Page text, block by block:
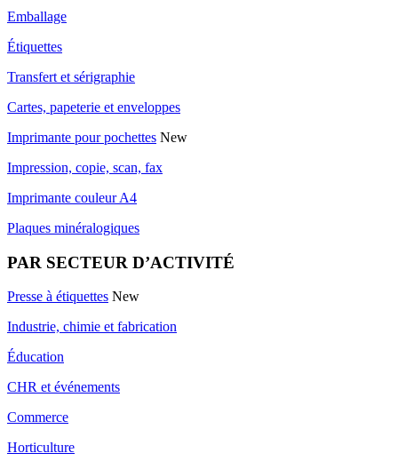
Emballage
Étiquettes
Transfert et sérigraphie
Cartes, papeterie et enveloppes
Imprimante pour pochettes New
Impression, copie, scan, fax
Imprimante couleur A4
Plaques minéralogiques
PAR SECTEUR D’ACTIVITÉ
Presse à étiquettes New
Industrie, chimie et fabrication
Éducation
CHR et événements
Commerce
Horticulture